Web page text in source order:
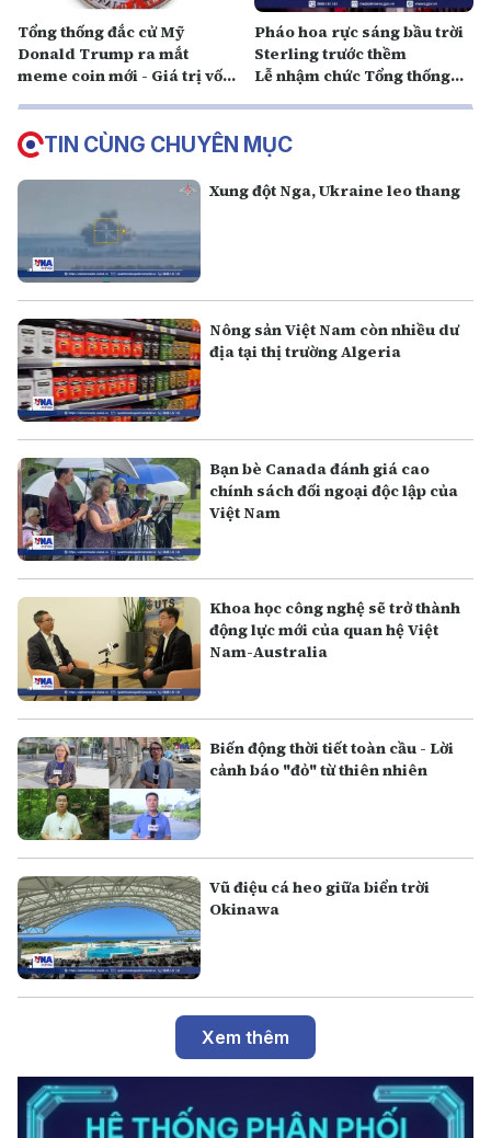
Tổng thống đắc cử Mỹ
Donald Trump ra mắt
meme coin mới - Giá trị vốn
Pháo hoa rực sáng bầu trời
Sterling trước thềm
Lễ nhậm chức Tổng thống
TIN CÙNG CHUYÊN MỤC
Xung đột Nga, Ukraine leo thang
Nông sản Việt Nam còn nhiều dư
địa tại thị trường Algeria
Bạn bè Canada đánh giá cao
chính sách đối ngoại độc lập của
Việt Nam
Khoa học công nghệ sẽ trở thành
động lực mới của quan hệ Việt
Nam-Australia
Biến động thời tiết toàn cầu - Lời
cảnh báo "đỏ" từ thiên nhiên
Vũ điệu cá heo giữa biển trời
Okinawa
Xem thêm